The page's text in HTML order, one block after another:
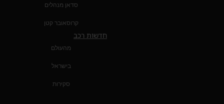
סדאן מנהלים
קרוסאובר קטן
חדשות רכב
מהעולם
בישראל
סקירות